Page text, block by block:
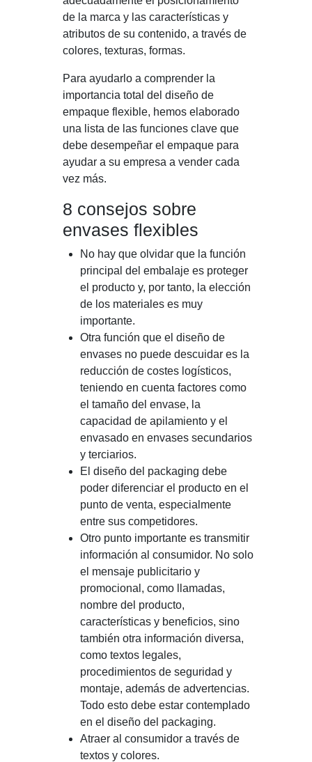
de la marca y las características y
atributos de su contenido, a través de
colores, texturas, formas.
Para ayudarlo a comprender la
importancia total del diseño de
empaque flexible, hemos elaborado
una lista de las funciones clave que
debe desempeñar el empaque para
ayudar a su empresa a vender cada
vez más.
8 consejos sobre
envases flexibles
No hay que olvidar que la función
principal del embalaje es proteger
el producto y, por tanto, la elección
de los materiales es muy
importante.
Otra función que el diseño de
envases no puede descuidar es la
reducción de costes logísticos,
teniendo en cuenta factores como
el tamaño del envase, la
capacidad de apilamiento y el
envasado en envases secundarios
y terciarios.
El diseño del packaging debe
poder diferenciar el producto en el
punto de venta, especialmente
entre sus competidores.
Otro punto importante es transmitir
información al consumidor. No solo
el mensaje publicitario y
promocional, como llamadas,
nombre del producto,
características y beneficios, sino
también otra información diversa,
como textos legales,
procedimientos de seguridad y
montaje, además de advertencias.
Todo esto debe estar contemplado
en el diseño del packaging.
Atraer al consumidor a través de
textos y colores.